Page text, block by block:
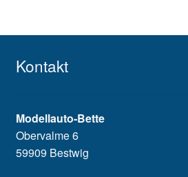
Kontakt
Modellauto-Bette
Obervalme 6
59909 Bestwig